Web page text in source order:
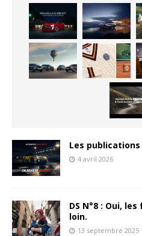
Les
4 avril 2026
DS N°8 : Oui,
loin.
13 septembre 2025